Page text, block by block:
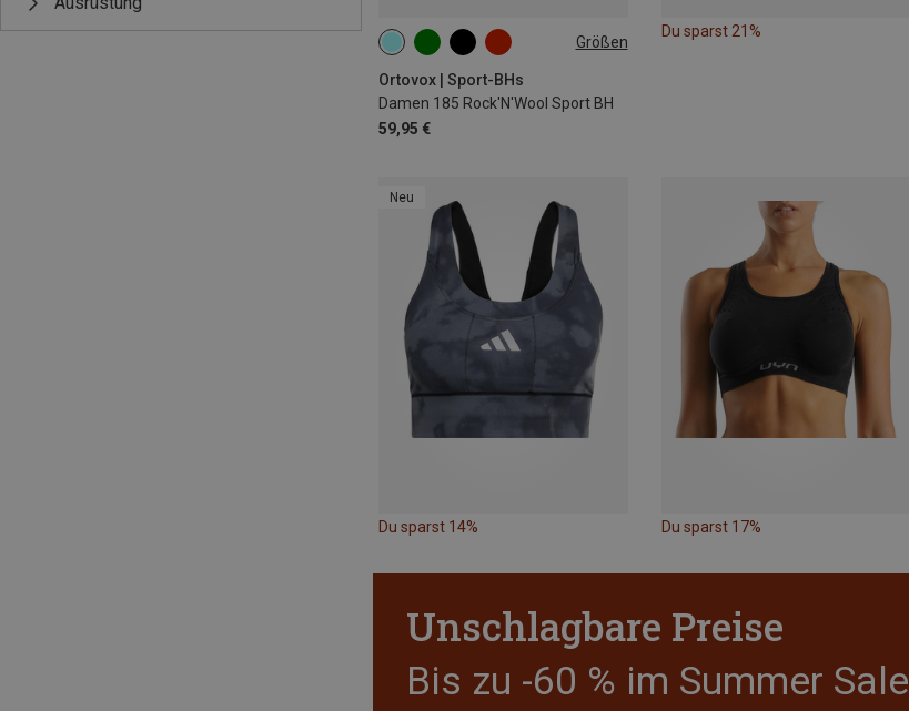
Größen
Ortovox | Sport-BHs
Damen 185 Rock'N'Wool Sport BH
59,95 €
XS S XL
Du sparst 21%
Neu
Du sparst 14% Du sparst 17%
Unschlagbare Preise
Bis zu -60 % im Summer Sale